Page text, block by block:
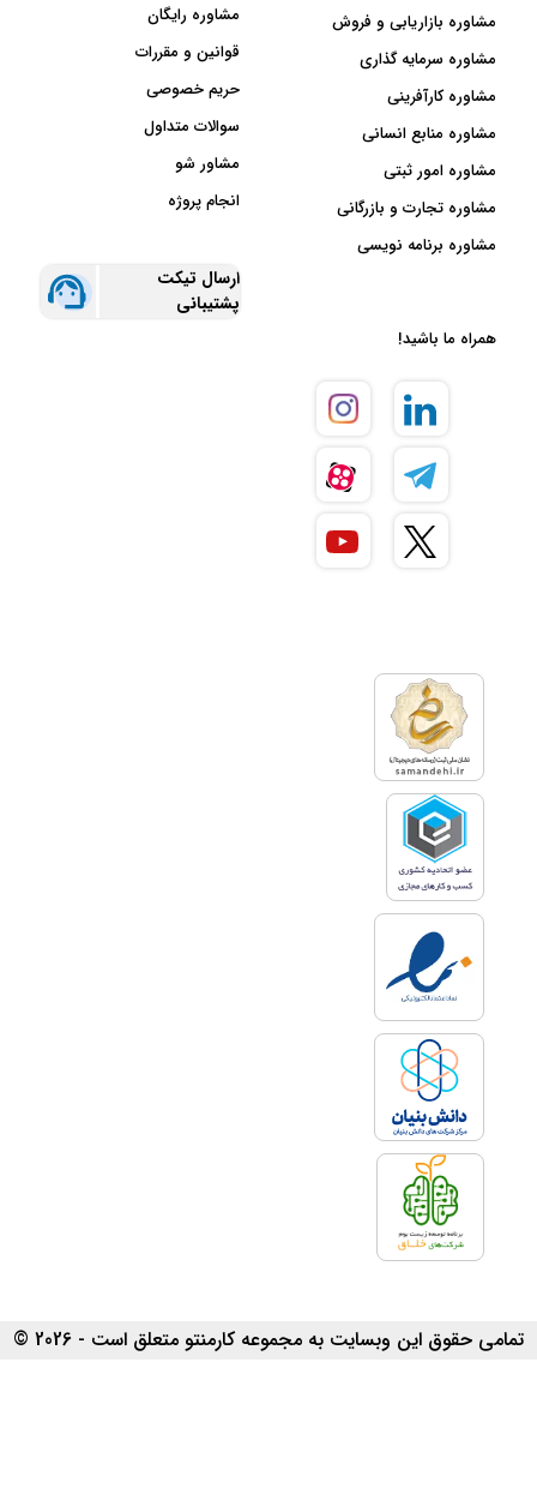
مشاوره بازاریابی و فروش
مشاوره سرمایه گذاری
مشاوره کارآفرینی
مشاوره منابع انسانی
مشاوره امور ثبتی
مشاوره تجارت و بازرگانی
مشاوره برنامه نویسی
مشاوره رایگان
قوانین و مقررات
حریم خصوصی
سوالات متداول
مشاور شو
انجام پروژه
ارسال تیکت
پشتیبانی
همراه ما باشید!
تمامی حقوق این وبسایت به مجموعه کارمنتو متعلق است - 2026 ©